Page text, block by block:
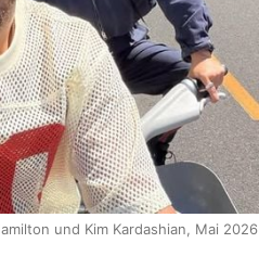
und Kim Kardashian, Mai 2026